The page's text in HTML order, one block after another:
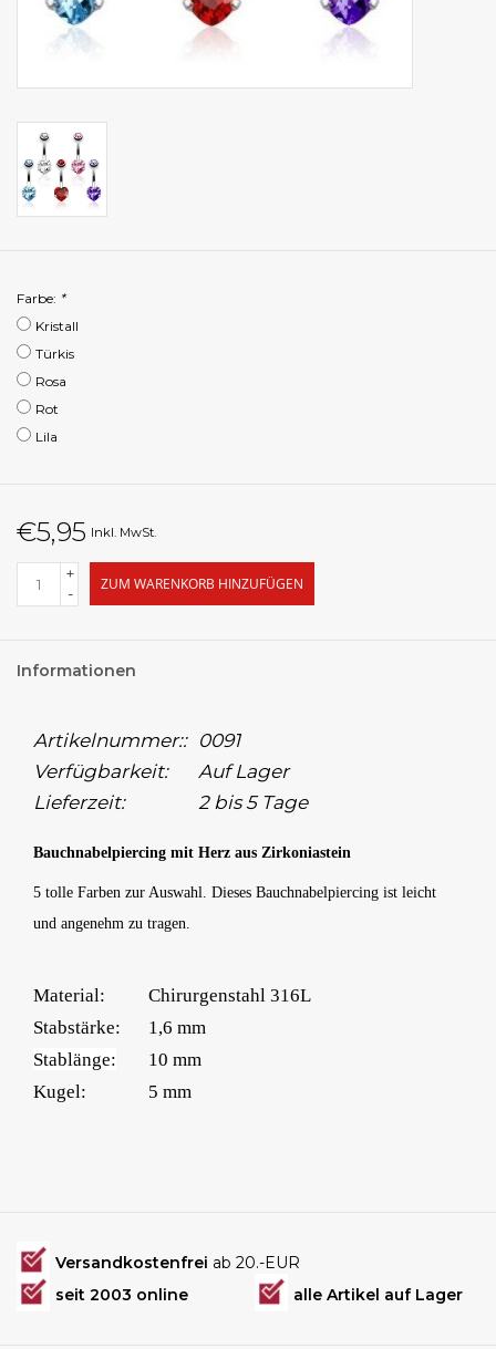
Farbe: *
Kristall
Türkis
Rosa
Rot
Lila
€5,95 Inkl. MwSt.
+
-
ZUM WARENKORB HINZUFÜGEN
Informationen
Artikelnummer:: 0091
Verfügbarkeit:
Auf Lager
Lieferzeit:
2 bis 5 Tage
Bauchnabelpiercing mit Herz aus Zirkoniastein
5 tolle Farben zur Auswahl. Dieses Bauchnabelpiercing ist leicht
und angenehm zu tragen.
Material:
Chirurgenstahl 316L
Stabstärke:
1,6 mm
Stablänge:
10 mm
Kugel:
5 mm
Versandkostenfrei ab 20.-EUR
seit 2003 online
alle Artikel auf Lager